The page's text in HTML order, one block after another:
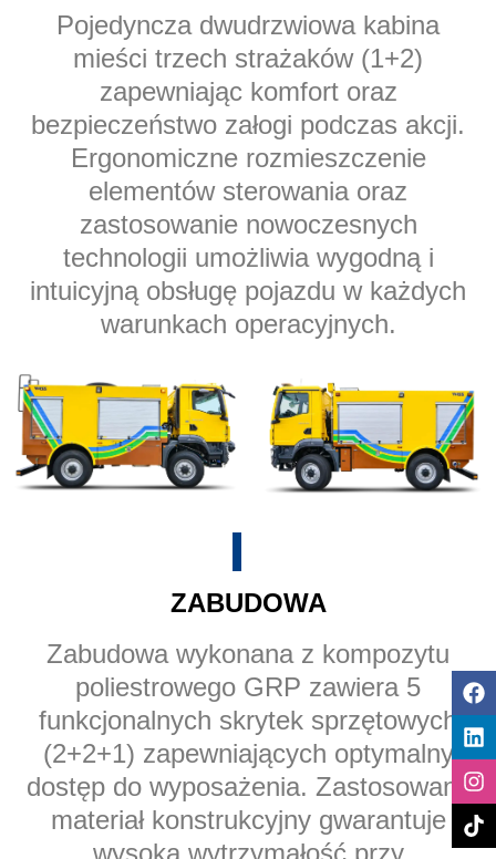
Pojedyncza dwudrzwiowa kabina
mieści trzech strażaków (1+2)
zapewniając komfort oraz
bezpieczeństwo załogi podczas akcji.
Ergonomiczne rozmieszczenie
elementów sterowania oraz
zastosowanie nowoczesnych
technologii umożliwia wygodną i
intuicyjną obsługę pojazdu w każdych
warunkach operacyjnych.
ZABUDOWA
Zabudowa wykonana z kompozytu
poliestrowego GRP zawiera 5
funkcjonalnych skrytek sprzętowych
(2+2+1) zapewniających optymalny
dostęp do wyposażenia. Zastosowany
materiał konstrukcyjny gwarantuje